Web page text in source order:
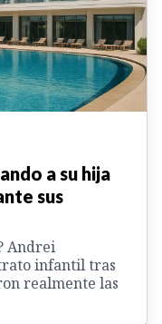
a su hija
sus
Andrei
infantil tras
realmente las